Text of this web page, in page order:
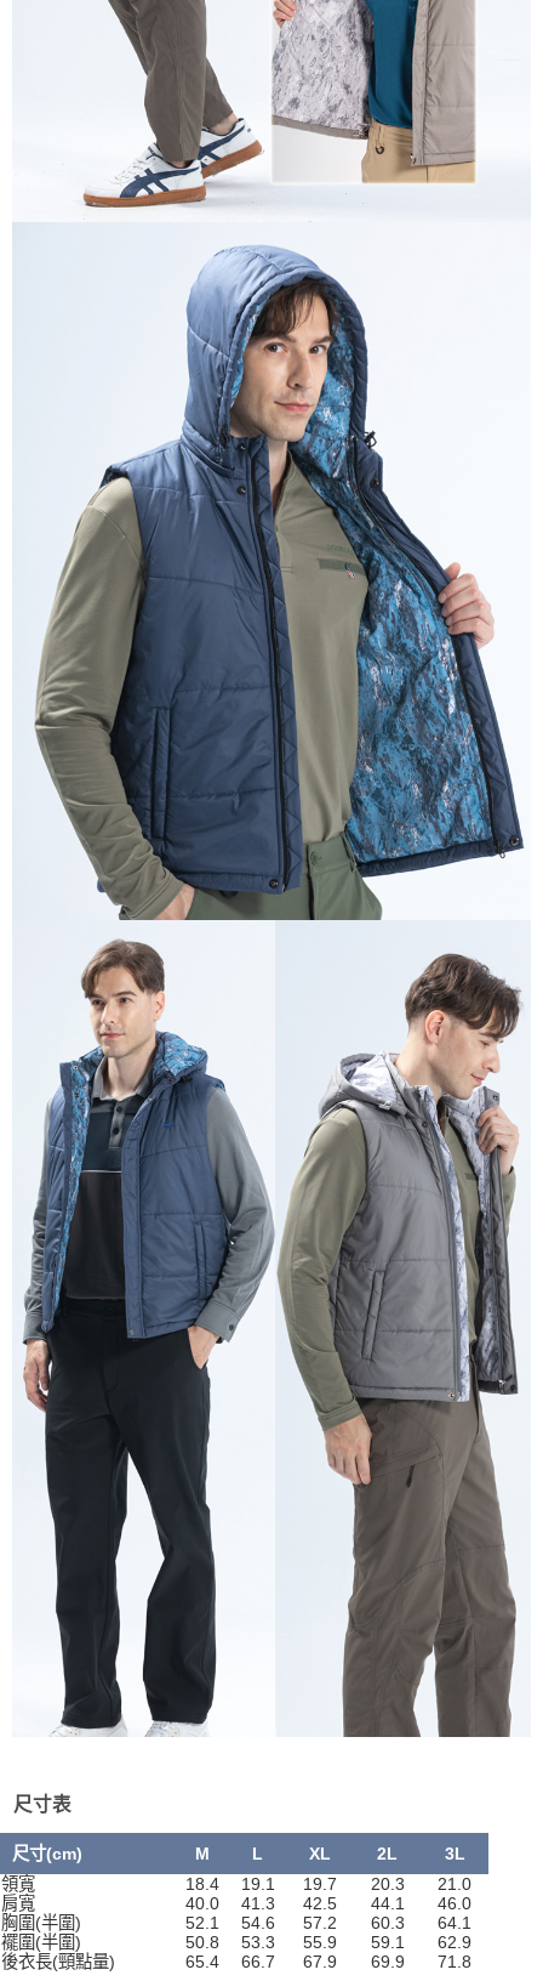
尺寸表
尺寸(cm) M L XL 2L
3L
領寬
18.4 19.1 19.7 20.3
21.0
肩寬
40.0 41.3 42.5 44.1
46.0
胸圍(半圍)
52.1 54.6 57.2 60.3
64.1
襬圍(半圍)
50.8 53.3 55.9 59.1
62.9
後衣長(頸點量)
65.4 66.7 67.9 69.9 71.8